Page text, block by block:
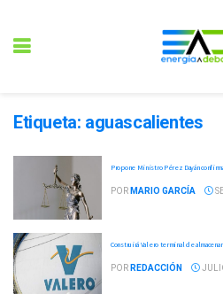
Etiqueta: aguascalientes
Propone Ministro Pérez Dayán
POR MARIO GARCÍA
Construirá Valero terminal de
POR REDACCIÓN